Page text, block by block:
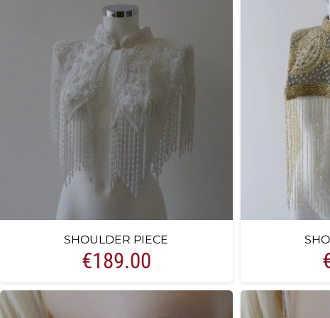
SHOULDER PIECE
€189.00